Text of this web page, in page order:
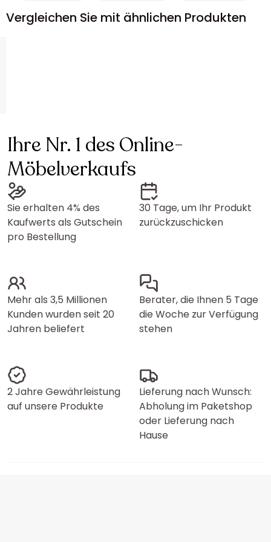
Vergleichen Sie mit ähnlichen Produkten
Ihre Nr. 1 des Online-
Möbelverkaufs
Sie erhalten 4% des
Kaufwerts als Gutschein
pro Bestellung
30 Tage, um Ihr Produkt
zurückzuschicken
Mehr als 3,5 Millionen
Kunden wurden seit 20
Jahren beliefert
Berater, die Ihnen 5 Tage
die Woche zur Verfügung
stehen
2 Jahre Gewährleistung
auf unsere Produkte
Lieferung nach Wunsch:
Abholung im Paketshop
oder Lieferung nach
Hause